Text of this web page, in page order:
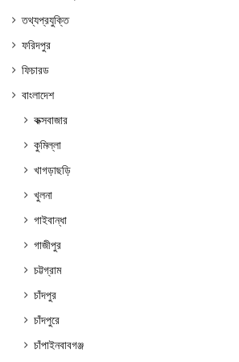
তথ্যপ্রযুক্তি
ফরিদপুর
ফিচারড
বাংলাদেশ
কক্সবাজার
কুমিল্লা
খাগড়াছড়ি
খুলনা
গাইবান্ধা
গাজীপুর
চট্টগ্রাম
চাঁদপুর
চাঁদপুরে
চাঁপাইনবাবগঞ্জ